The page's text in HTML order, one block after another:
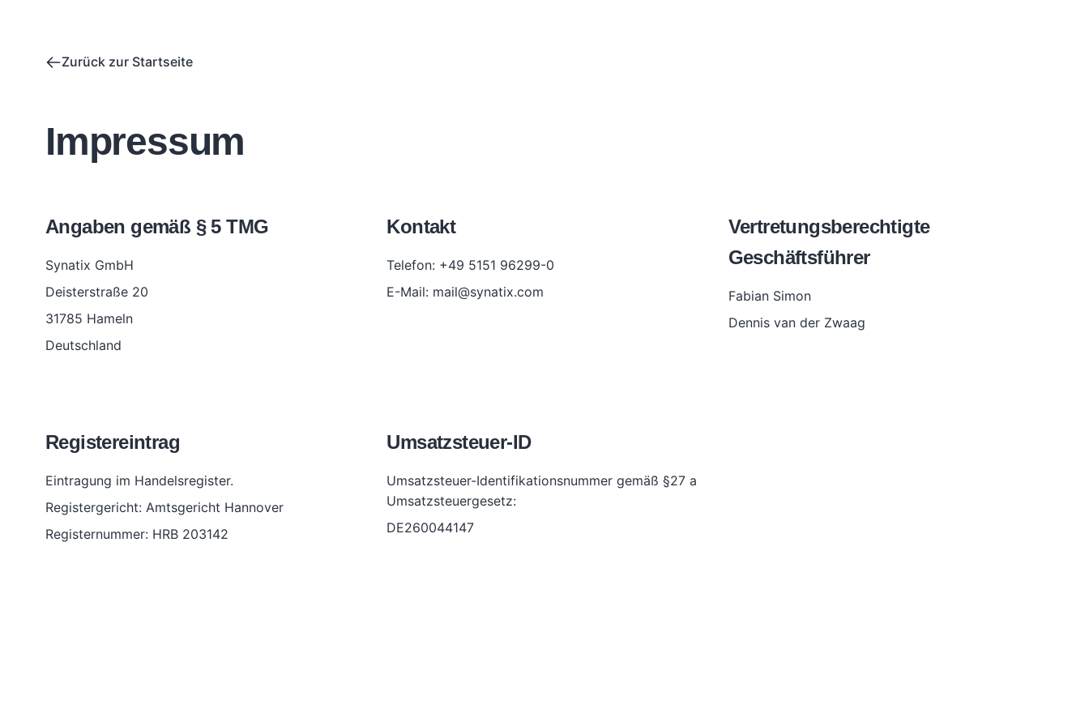
Zurück zur Startseite
Impressum
Angaben gemäß § 5 TMG
Synatix GmbH
Deisterstraße 20
31785 Hameln
Deutschland
Kontakt
Telefon: +49 5151 96299-0
E-Mail: mail@synatix.com
Vertretungsberechtigte
Geschäftsführer
Fabian Simon
Dennis van der Zwaag
Registereintrag
Eintragung im Handelsregister.
Registergericht: Amtsgericht Hannover
Registernummer: HRB 203142
Umsatzsteuer-ID
Umsatzsteuer-Identifikationsnummer gemäß §27 a
Umsatzsteuergesetz:
DE260044147